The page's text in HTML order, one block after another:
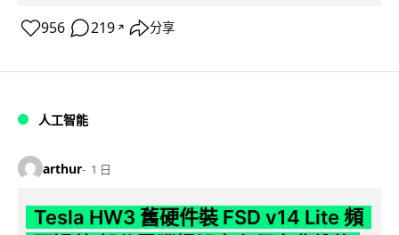
956 219 ↗ 分享
人工智能
arthur 1 日
Tesla HW3 舊硬件裝 FSD v14 Lite 頻